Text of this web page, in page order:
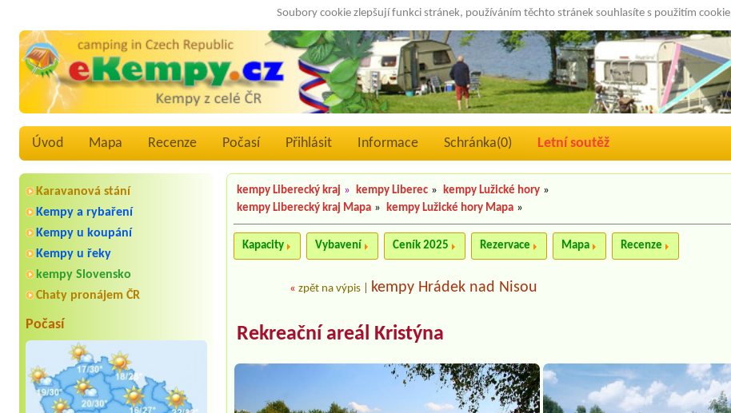
Soubory cookie zlepšují funkci stránek, používáním těchto stránek souhlasíte s použitím cookie
Úvod Mapa Recenze Počasí Přihlásit Informace Schránka(0) Letní soutěž
Karavanová stání
Kempy a rybaření
Kempy u koupání
Kempy u řeky
kempy Slovensko
Chaty pronájem ČR
Počasí
kempy Liberecký kraj » kempy Liberec » kempy Lužické hory »
kempy Liberecký kraj Mapa » kempy Lužické hory Mapa »
Kapacity Vybavení Ceník 2025 Rezervace Mapa Recenze
«zpět na výpis kempy Hrádek nad Nisou
Rekreační areál Kristýna